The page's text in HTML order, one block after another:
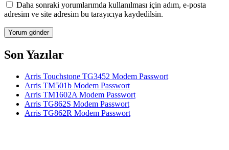
Daha sonraki yorumlarımda kullanılması için adım, e-posta
adresim ve site adresim bu tarayıcıya kaydedilsin.
Son Yazılar
Arris Touchstone TG3452 Modem Passwort
Arris TM501b Modem Passwort
Arris TM1602A Modem Passwort
Arris TG862S Modem Passwort
Arris TG862R Modem Passwort